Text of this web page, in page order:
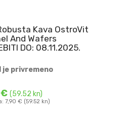
Kava OstroVit
And Wafers
DO: 08.11.2025.
je privremeno
€(59.52 kn)
7,90 € (59.52 kn)